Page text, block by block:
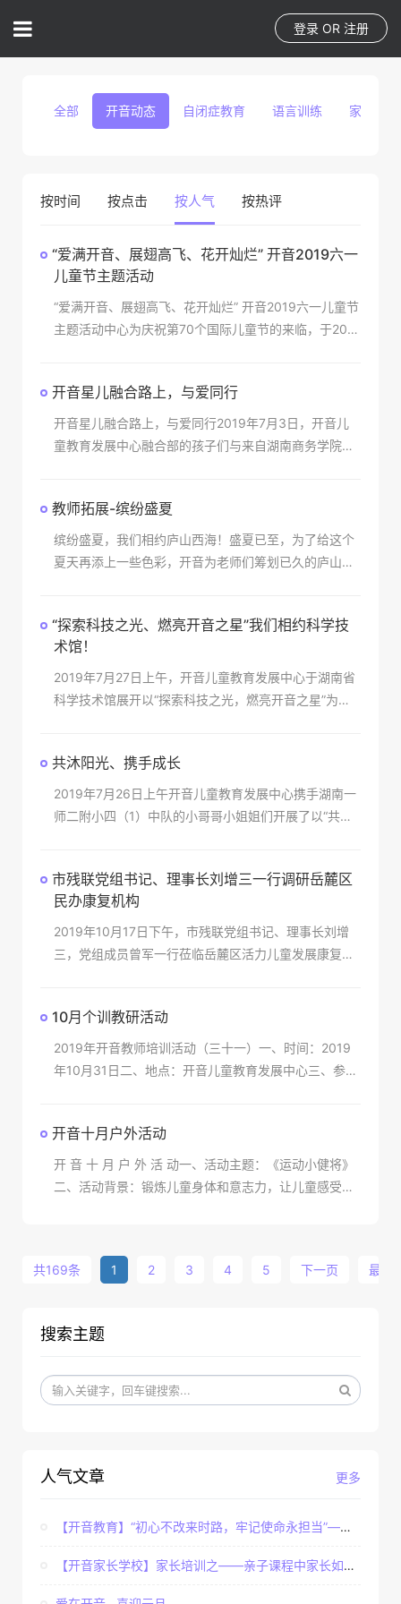
登录 OR 注册
全部 开音动态 自闭症教育 语言训练 家庭教育
按时间 按点击 按人气 按热评
“爱满开音、展翅高飞、花开灿烂” 开音2019六一
儿童节主题活动
“爱满开音、展翅高飞、花开灿烂” 开音2019六一儿童节
主题活动中心为庆祝第70个国际儿童节的来临，于201
开音星儿融合路上，与爱同行
开音星儿融合路上，与爱同行2019年7月3日，开音儿
童教育发展中心融合部的孩子们与来自湖南商务学院的
赛，我
教师拓展-缤纷盛夏
缤纷盛夏，我们相约庐山西海！盛夏已至，为了给这个
夏天再添上一些色彩，开音为老师们筹划已久的庐山西
的坐上
“探索科技之光、燃亮开音之星”我们相约科学技
术馆！
2019年7月27日上午，开音儿童教育发展中心于湖南省
科学技术馆展开以“探索科技之光，燃亮开音之星”为主
共沐阳光、携手成长
2019年7月26日上午开音儿童教育发展中心携手湖南一
师二附小四（1）中队的小哥哥小姐姐们开展了以“共沐
市残联党组书记、理事长刘增三一行调研岳麓区
民办康复机构
2019年10月17日下午，市残联党组书记、理事长刘增
三，党组成员曾军一行莅临岳麓区活力儿童发展康复中
周
10月个训教研活动
2019年开音教师培训活动（三十一）一、时间：2019
年10月31日二、地点：开音儿童教育发展中心三、参与
开音十月户外活动
开 音 十 月 户 外 活 动一、活动主题：《运动小健将》
二、活动背景：锻炼儿童身体和意志力，让儿童感受大
共169条 1 2 3 4 5 下一页 最后
搜索主题
更多
人气文章
【开音教育】“初心不改来时路，牢记使命永担当”——...
【开音家长学校】家长培训之——亲子课程中家长如何辅...